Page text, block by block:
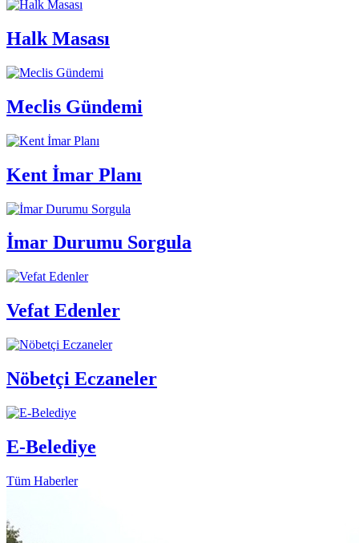
Halk Masası
Meclis Gündemi
Kent İmar Planı
İmar Durumu Sorgula
Vefat Edenler
Nöbetçi Eczaneler
E-Belediye
Tüm Haberler